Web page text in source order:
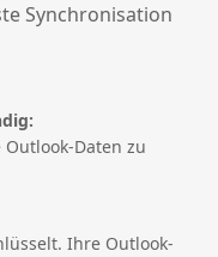
Synchronisation
Daten zu
Ihre Outlook-